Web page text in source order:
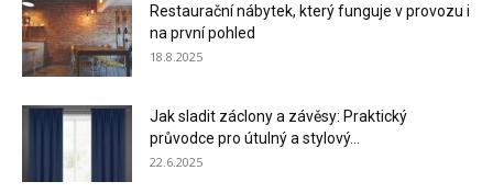
Restaurační nábytek, který funguje v provozu i
na první pohled
18.8.2025
Jak sladit záclony a závěsy: Praktický
průvodce pro útulný a stylový...
22.6.2025